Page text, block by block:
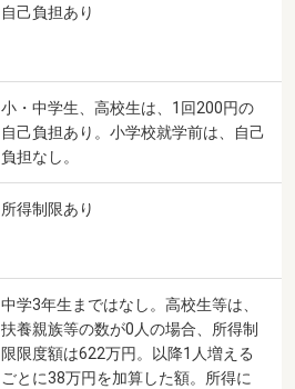
自己負担あり
小・中学生、高校生は、1回200円の
自己負担あり。小学校就学前は、自己
負担なし。
所得制限あり
中学3年生まではなし。高校生等は、
扶養親族等の数が0人の場合、所得制
限限度額は622万円。以降1人増える
ごとに38万円を加算した額。所得に